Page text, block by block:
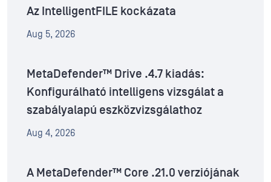
Az IntelligentFILE kockázata
Aug 5, 2026
MetaDefender™ Drive .4.7 kiadás:
Konfigurálható intelligens vizsgálat a
szabályalapú eszközvizsgálathoz
Aug 4, 2026
A MetaDefender™ Core .21.0 verziójának